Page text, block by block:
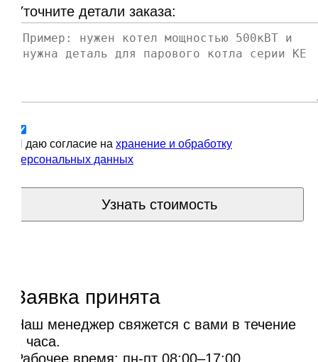
Уточните детали заказа:
Я даю согласие на хранение и обработку
персональных данных
Узнать стоимость
Заявка принята
Наш менеджер свяжется с вами в течение
1 часа.
Рабочее время: пн-пт 08:00–17:00